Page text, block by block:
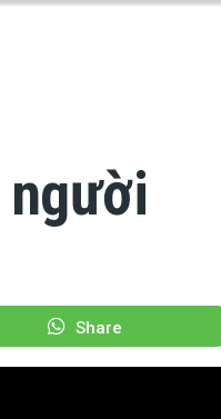
Share